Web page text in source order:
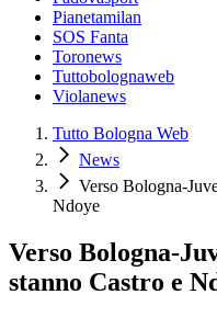
Pianetamilan
SOS Fanta
Toronews
Tuttobolognaweb
Violanews
Tutto Bologna Web
News
Verso Bologna-
Ndoye
Verso Bologna-
stanno Castro e